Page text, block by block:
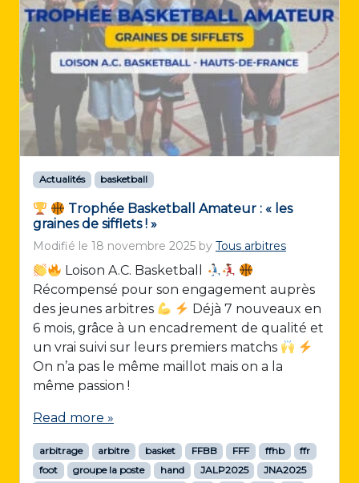
Actualités basketball
Trophée Basketball Amateur : « les
graines de sifflets ! »
Modifié le 18 novembre 2025 by Tous arbitres
Loison A.C. Basketball
Récompensé pour son engagement auprès
des jeunes arbitres
Déjà 7 nouveaux en
6 mois, grâce à un encadrement de qualité et
un vrai suivi sur leurs premiers matchs
On n’a pas le même maillot mais on a la
même passion !
Read more »
arbitrage arbitre basket FFBB FFF ffhb
ffr
foot
groupe la poste hand JALP2025
JNA2025